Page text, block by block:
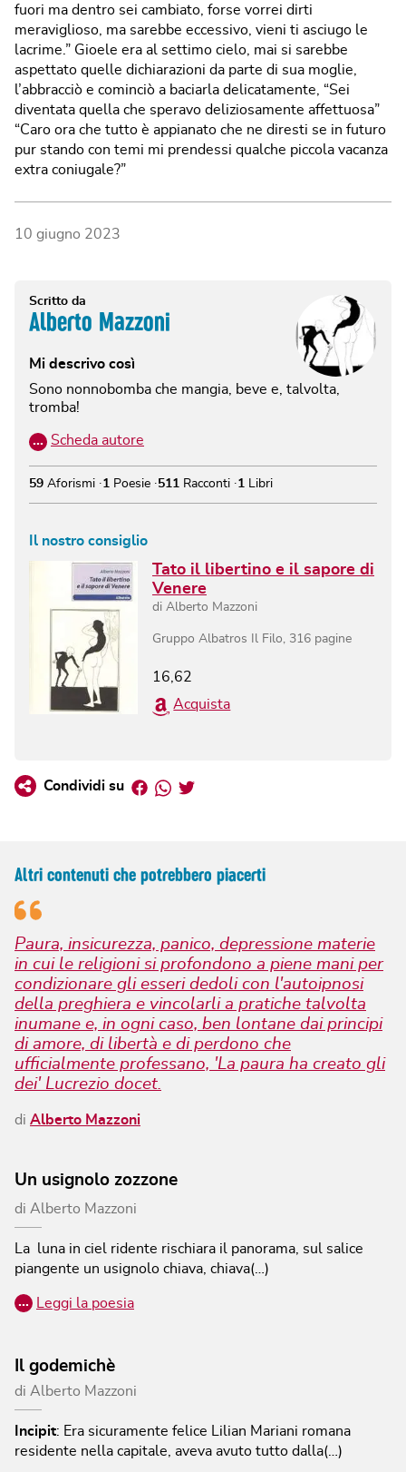
10 giugno 2023
Scritto da
Alberto Mazzoni
Mi descrivo così
Sono nonnobomba che mangia, beve e, talvolta,
tromba!
… Scheda autore
59 Aforismi 1 Poesie 511 Racconti 1 Libri
Il nostro consiglio
Tato il libertino e il sapore di
Venere
di Alberto Mazzoni
Gruppo Albatros Il Filo 316 pagine
16,62
Acquista
Condividi su Facebook
Whatsapp
Twitter
Altri contenuti che potrebbero piacerti
Paura, insicurezza, panico, depressione materie
in cui le religioni si profondono a piene mani per
condizionare gli esseri dedoli con l'autoipnosi
della preghiera e vincolarli a pratiche talvolta
inumane e, in ogni caso, ben lontane dai principi
di amore, di libertà e di perdono che
ufficialmente professano, 'La paura ha creato gli
dei' Lucrezio docet.
di Alberto Mazzoni
Un usignolo zozzone
di Alberto Mazzoni
La luna in ciel ridente rischiara il panorama, sul salice
piangente un usignolo chiava, chiava(…)
… Leggi la poesia
Il godemichè
di Alberto Mazzoni
Incipit: Era sicuramente felice Lilian Mariani romana
residente nella capitale, aveva avuto tutto dalla(…)